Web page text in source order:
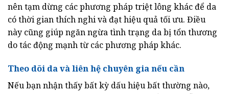
nên tạm dừng các phương pháp triệt lông khác để da
có thời gian thích nghi và đạt hiệu quả tối ưu. Điều
này cũng giúp ngăn ngừa tình trạng da bị tổn thương
do tác động mạnh từ các phương pháp khác.
Theo dõi da và liên hệ chuyên gia nếu cần
Nếu bạn nhận thấy bất kỳ dấu hiệu bất thường nào,